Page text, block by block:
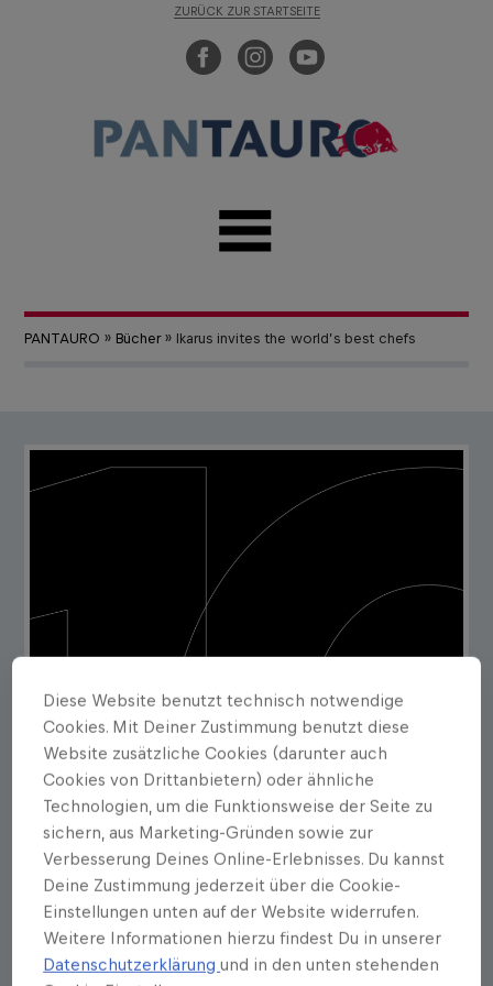
ZURÜCK ZUR STARTSEITE
PANTAURO » Bücher» Ikarus invites the world’s best chefs
Diese Website benutzt technisch notwendige
Cookies. Mit Deiner Zustimmung benutzt diese
Website zusätzliche Cookies (darunter auch
Cookies von Drittanbietern) oder ähnliche
Technologien, um die Funktionsweise der Seite zu
sichern, aus Marketing-Gründen sowie zur
Verbesserung Deines Online-Erlebnisses. Du kannst
Deine Zustimmung jederzeit über die Cookie-
Einstellungen unten auf der Website widerrufen.
Weitere Informationen hierzu findest Du in unserer
Datenschutzerklärungund in den unten stehenden